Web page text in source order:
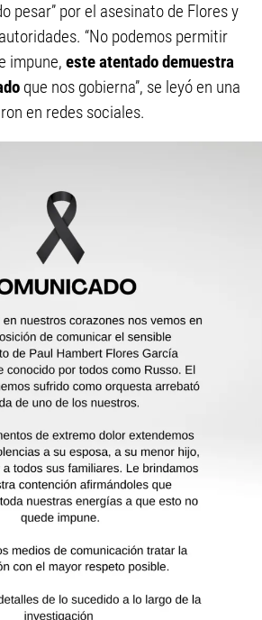
pesar” por el asesinato de Flores y
“No podemos permitir
impune, este atentado demuestra
que nos gobierna”, se leyó en una
en redes sociales.